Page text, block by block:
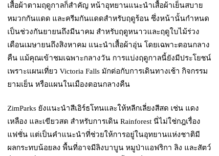
เสื้อผ้าตามฤดูกาลก็สำคัญ หน้าอุทยานแนะนำเสื้อผ้าเย็นสบาย
หมวกกันแดด และครีมกันแดดสำหรับฤดูร้อน ซึ่งหน้านั้นกำหนด
เป็นช่วงกันยายนถึงมีนาคม สำหรับฤดูหนาวและฤดูใบไม้ร่วง
เดือนเมษายนถึงสิงหาคม แนะนำเสื้อผ้าอุ่น โดยเฉพาะตอนกลาง
คืน แม้คุณเข้าชมเฉพาะกลางวัน การแบ่งฤดูกาลนี้ยังมีประโยชน์
เพราะแผนเที่ยว Victoria Falls มักต่อกับการเดินทางเช้า กิจกรรม
ยามเย็น หรือแผนในเมืองตอนกลางคืน
ZimParks ยังแนะนำสีเอิร์ธโทนและให้หลีกเลี่ยงสีสด เช่น แดง
เหลือง และเขียวสด สำหรับการเดิน Rainforest นี่ไม่ใช่กฎเรื่อง
แฟชั่น แต่เป็นคำแนะนำที่ช่วยให้การอยู่ในอุทยานแห่งชาติมี
ผลกระทบน้อยลง พื้นที่อาจมีลิงบาบูน หมูป่าแอฟริกา ลิง และสัตว์